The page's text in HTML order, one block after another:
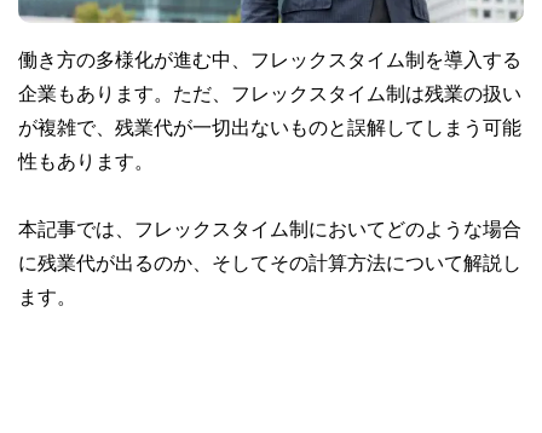
働き方の多様化が進む中、フレックスタイム制を導入する
企業もあります。ただ、フレックスタイム制は残業の扱い
が複雑で、残業代が一切出ないものと誤解してしまう可能
性もあります。
本記事では、フレックスタイム制においてどのような場合
に残業代が出るのか、そしてその計算方法について解説し
ます。